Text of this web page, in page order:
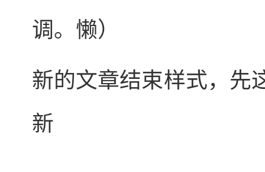
调。懒）
新的文章结束样式，先
新